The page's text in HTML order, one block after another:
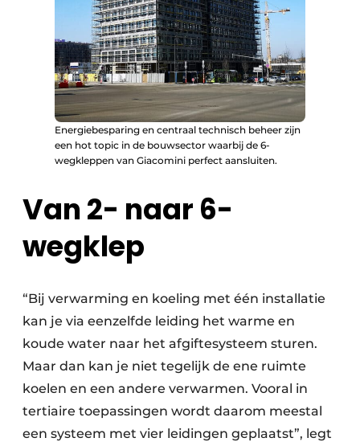
Energiebesparing en centraal technisch beheer zijn
een hot topic in de bouwsector waarbij de 6-
wegkleppen van Giacomini perfect aansluiten.
Van 2- naar 6-
wegklep
“Bij verwarming en koeling met één installatie
kan je via eenzelfde leiding het warme en
koude water naar het afgiftesysteem sturen.
Maar dan kan je niet tegelijk de ene ruimte
koelen en een andere verwarmen. Vooral in
tertiaire toepassingen wordt daarom meestal
een systeem met vier leidingen geplaatst”, legt